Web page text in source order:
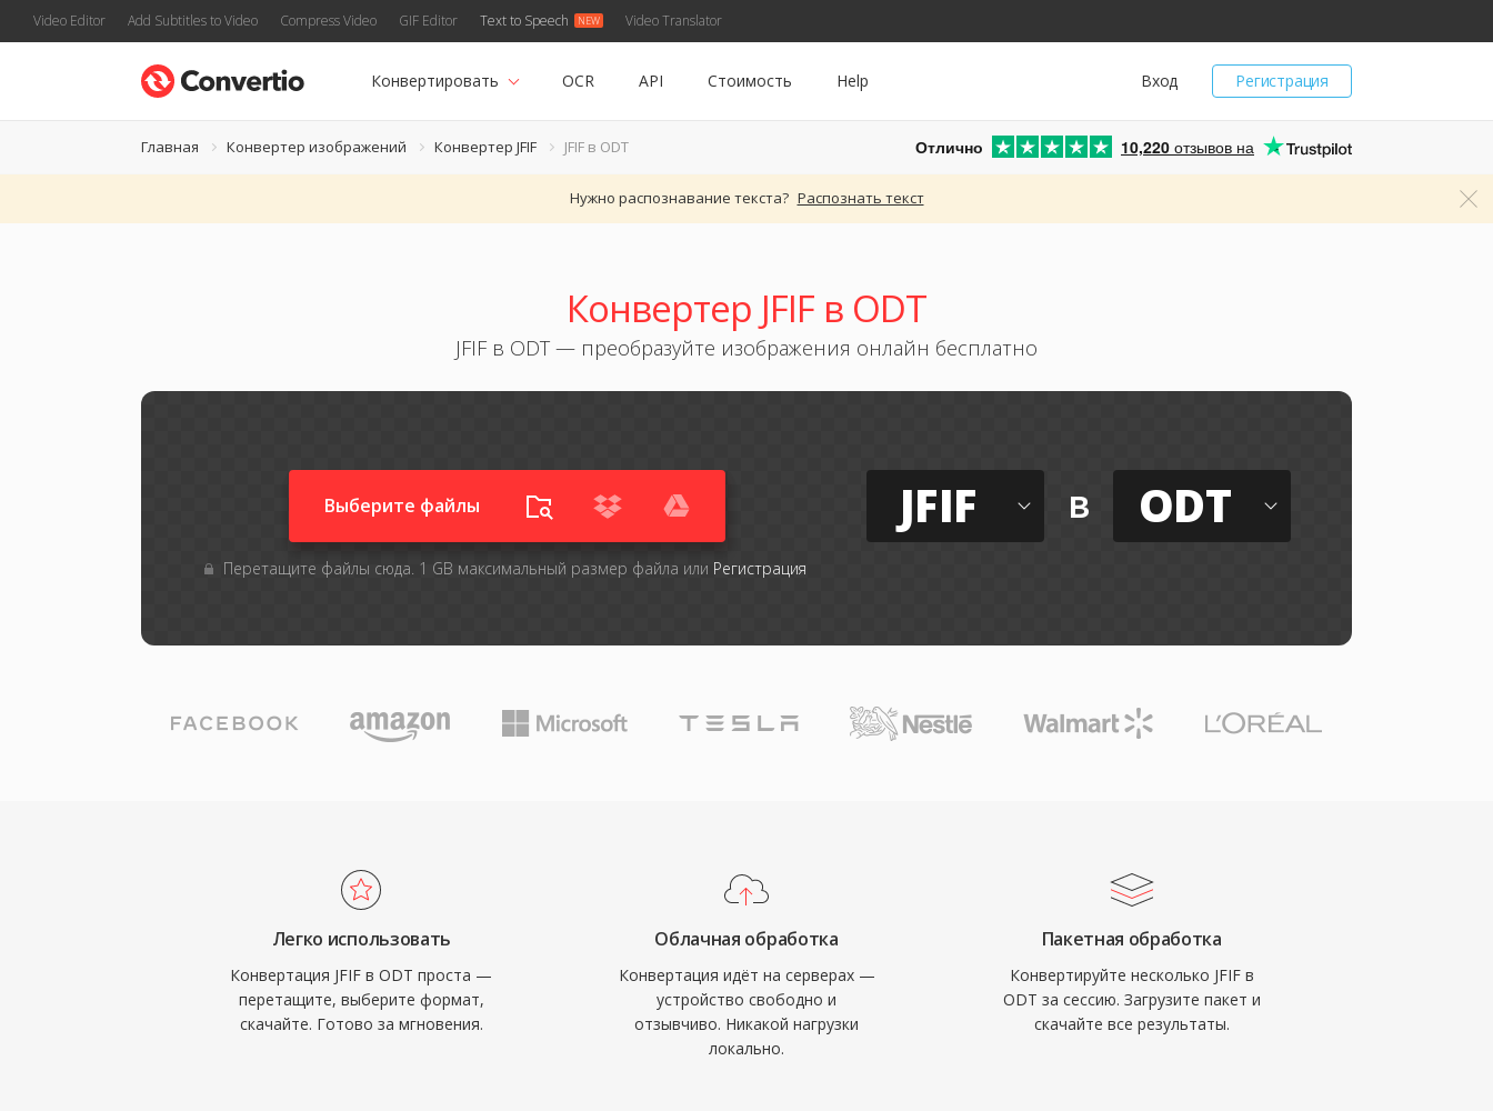
Video Editor Add Subtitles to Video Compress Video GIF Editor Text to Speech Video Translator
Регистрация
Вход
Конвертировать OCR API Стоимость Help
Главная Конвертер изображений Конвертер JFIF JFIF в ODT Отлично 10,220 отзывов на
Нужно распознавание текста? Распознать текст
Конвертер JFIF в ODT
JFIF в ODT — преобразуйте изображения онлайн бесплатно
Выберите файлы
Перетащите файлы сюда. 1 GB максимальный размер файла или Регистрация
JFIF в ODT
Легко использовать
Конвертация JFIF в ODT проста —
перетащите, выберите формат,
скачайте. Готово за мгновения.
Облачная обработка
Конвертация идёт на серверах —
устройство свободно и
отзывчиво. Никакой нагрузки
локально.
Пакетная обработка
Конвертируйте несколько JFIF в
ODT за сессию. Загрузите пакет и
скачайте все результаты.